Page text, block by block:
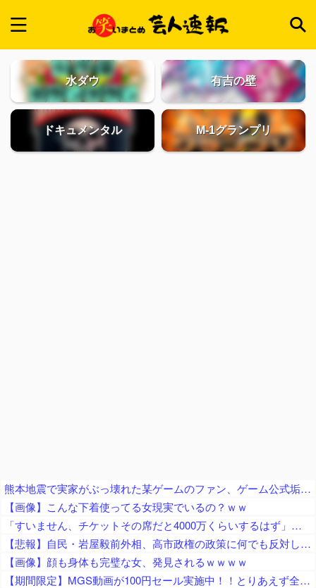
水ダウ 有吉の壁
ドキュメンタル M-1グランプリ
熊本地震で実家がぶっ壊れた某ゲームのファン、ゲーム公式垢が投稿自粛を発表してしまうと……
【画像】こんな下着使ってる女現実でいるの？ｗｗ
「すいません、チケットその席だと4000万くらいするはず」とミス慶應の富豪っぷりに目撃者絶句、色々な意味で住む世界が違いすぎる……
【悲報】自民・岩屋毅前外相、高市政権の政策に何でも反対してしまう「ポピュリズムがー！立法事実がー！国民の総意がー！数の暴力がー！」ｗｗｗｗｗｗｗｗｗｗｗｗ
【画像】顔も身体も完璧な女、発見されるｗｗｗｗ
【期間限定】MGS動画が100円セール実施中！！とりあえず全部買うやろｗｗｗｗｗ